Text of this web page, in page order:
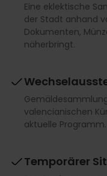
Eine eklektische
der Stadt anhand
Dokumenten,
näherbringt.
valencianischen
aktuelle Programm.
Temporärer